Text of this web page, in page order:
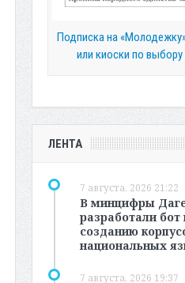
Подписка на
или киоски по выбору
ЛЕНТА
7 августа, 2026 21:22
В минцифры
разработали бот
созданию
национальных
7 августа, 2026 19:37